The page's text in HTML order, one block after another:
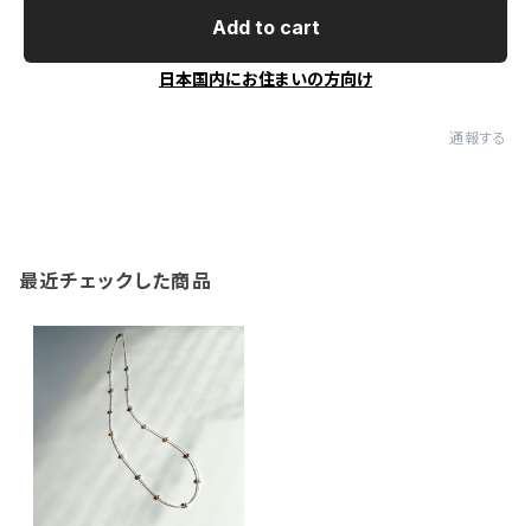
Add to cart
日本国内にお住まいの方向け
通報する
最近チェックした商品